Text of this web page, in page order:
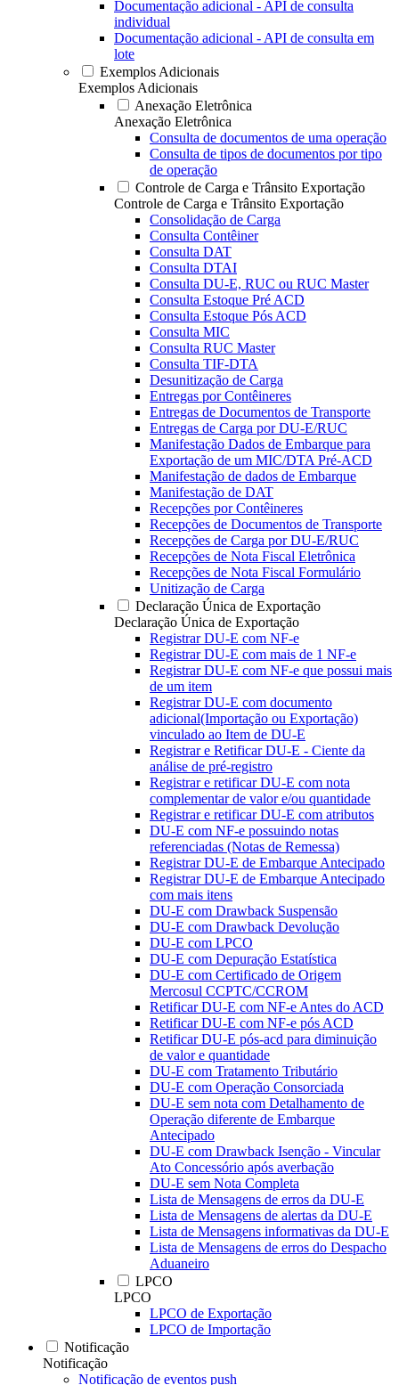
Documentação adicional - API de consulta
individual
Documentação adicional - API de consulta em
lote
Exemplos Adicionais
Exemplos Adicionais
Anexação Eletrônica
Anexação Eletrônica
Consulta de documentos de uma operação
Consulta de tipos de documentos por tipo
de operação
Controle de Carga e Trânsito Exportação
Controle de Carga e Trânsito Exportação
Consolidação de Carga
Consulta Contêiner
Consulta DAT
Consulta DTAI
Consulta DU-E, RUC ou RUC Master
Consulta Estoque Pré ACD
Consulta Estoque Pós ACD
Consulta MIC
Consulta RUC Master
Consulta TIF-DTA
Desunitização de Carga
Entregas por Contêineres
Entregas de Documentos de Transporte
Entregas de Carga por DU-E/RUC
Manifestação Dados de Embarque para
Exportação de um MIC/DTA Pré-ACD
Manifestação de dados de Embarque
Manifestação de DAT
Recepções por Contêineres
Recepções de Documentos de Transporte
Recepções de Carga por DU-E/RUC
Recepções de Nota Fiscal Eletrônica
Recepções de Nota Fiscal Formulário
Unitização de Carga
Declaração Única de Exportação
Declaração Única de Exportação
Registrar DU-E com NF-e
Registrar DU-E com mais de 1 NF-e
Registrar DU-E com NF-e que possui mais
de um item
Registrar DU-E com documento
adicional(Importação ou Exportação)
vinculado ao Item de DU-E
Registrar e Retificar DU-E - Ciente da
análise de pré-registro
Registrar e retificar DU-E com nota
complementar de valor e/ou quantidade
Registrar e retificar DU-E com atributos
DU-E com NF-e possuindo notas
referenciadas (Notas de Remessa)
Registrar DU-E de Embarque Antecipado
Registrar DU-E de Embarque Antecipado
com mais itens
DU-E com Drawback Suspensão
DU-E com Drawback Devolução
DU-E com LPCO
DU-E com Depuração Estatística
DU-E com Certificado de Origem
Mercosul CCPTC/CCROM
Retificar DU-E com NF-e Antes do ACD
Retificar DU-E com NF-e pós ACD
Retificar DU-E pós-acd para diminuição
de valor e quantidade
DU-E com Tratamento Tributário
DU-E com Operação Consorciada
DU-E sem nota com Detalhamento de
Operação diferente de Embarque
Antecipado
DU-E com Drawback Isenção - Vincular
Ato Concessório após averbação
DU-E sem Nota Completa
Lista de Mensagens de erros da DU-E
Lista de Mensagens de alertas da DU-E
Lista de Mensagens informativas da DU-E
Lista de Mensagens de erros do Despacho
Aduaneiro
LPCO
LPCO
LPCO de Exportação
LPCO de Importação
Notificação
Notificação
Notificação de eventos push